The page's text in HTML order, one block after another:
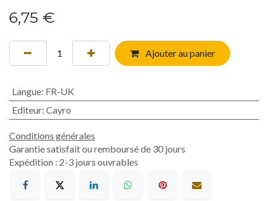
6,75 €
Ajouter au panier
Langue: FR-UK
Editeur: Cayro
Conditions générales
Garantie satisfait ou remboursé de 30 jours
Expédition : 2-3 jours ouvrables